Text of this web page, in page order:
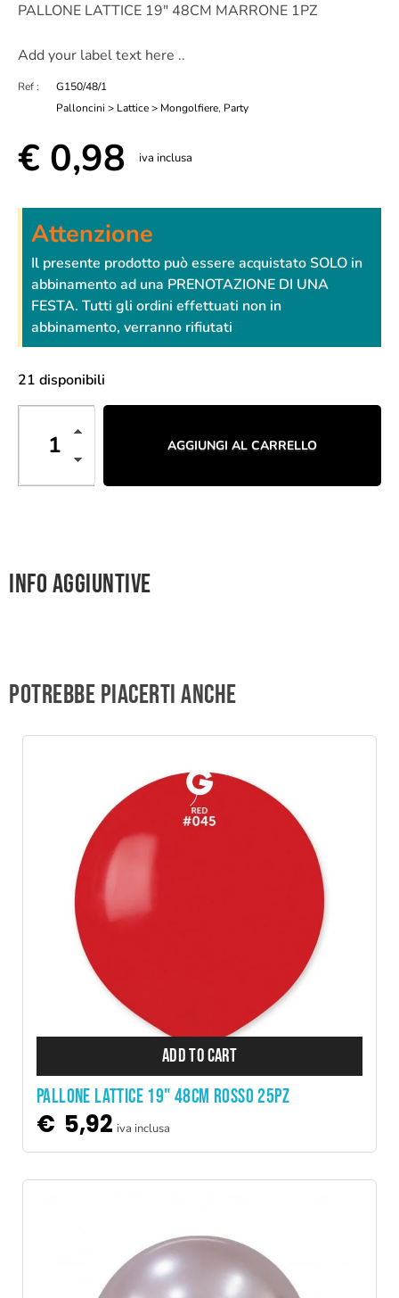
PALLONE LATTICE 19" 48CM MARRONE 1PZ
Add your label text here ..
Ref :
G150/48/1
Palloncini > Lattice > Mongolfiere, Party
€ 0,98 iva inclusa
Attenzione
Il presente prodotto può essere acquistato SOLO in
abbinamento ad una PRENOTAZIONE DI UNA
FESTA. Tutti gli ordini effettuati non in
abbinamento, verranno rifiutati
21 disponibili
AGGIUNGI AL CARRELLO
Info aggiuntive
Potrebbe piacerti anche
ADD TO CART
PALLONE LATTICE 19" 48CM ROSSO 25PZ
€ 5,92 iva inclusa